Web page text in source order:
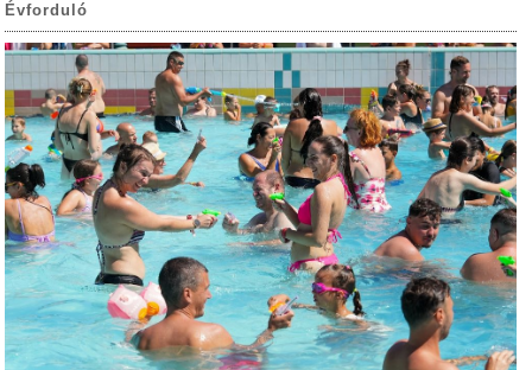
Évforduló